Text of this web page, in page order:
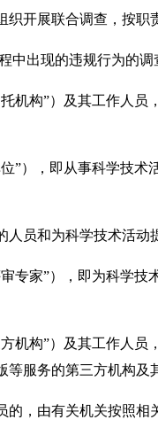
展联合调查，按职
出现的违规行为的调
构”）及其工作人员
），即从事科学技术
员和为科学技术活动
家”），即为科学技
构”）及其工作人员
服务的第三方机构及
，由有关机关按照相